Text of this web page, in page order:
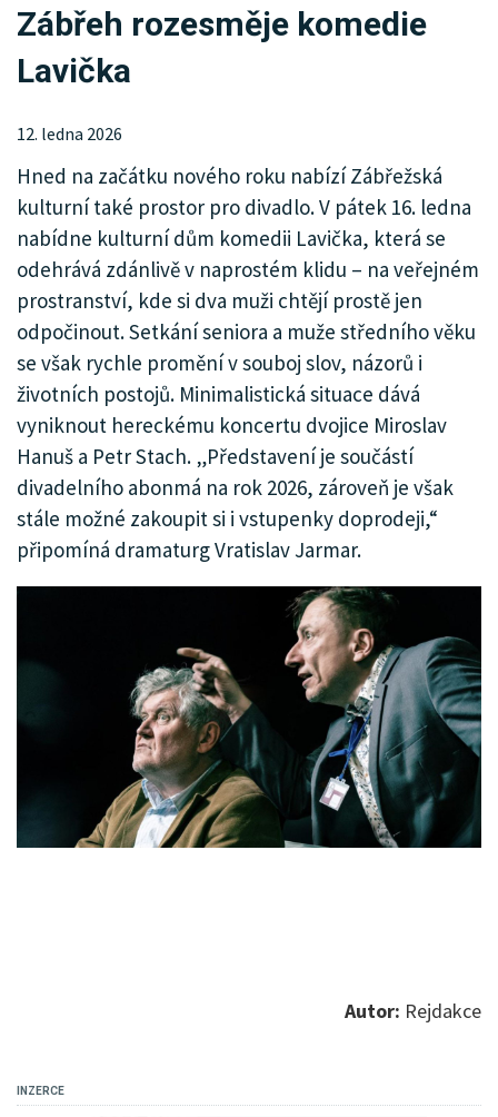
KRIMI
SPORT
KULTURA
SPOLEČNOST
MHD
MENU
INZERCE
ARCHIV
KATALOG FIREM
Zábřeh rozesměje komedie
Lavička
12. ledna 2026
Hned na začátku nového roku nabízí Zábřežská
kulturní také prostor pro divadlo. V pátek 16. ledna
nabídne kulturní dům komedii Lavička, která se
odehrává zdánlivě v naprostém klidu – na veřejném
prostranství, kde si dva muži chtějí prostě jen
odpočinout. Setkání seniora a muže středního věku
se však rychle promění v souboj slov, názorů i
životních postojů. Minimalistická situace dává
vyniknout hereckému koncertu dvojice Miroslav
Hanuš a Petr Stach. „Představení je součástí
divadelního abonmá na rok 2026, zároveň je však
stále možné zakoupit si i vstupenky doprodeji,“
připomíná dramaturg Vratislav Jarmar.
Autor: Rejdakce
INZERCE